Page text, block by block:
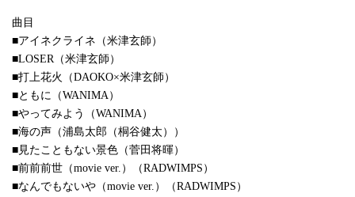
曲目
■アイネクライネ（米津玄師）
■LOSER（米津玄師）
■打上花火（DAOKO×米津玄師）
■ともに（WANIMA）
■やってみよう（WANIMA）
■海の声（浦島太郎（桐谷健太））
■見たこともない景色（菅田将暉）
■前前前世（movie ver.）（RADWIMPS）
■なんでもないや（movie ver.）（RADWIMPS）